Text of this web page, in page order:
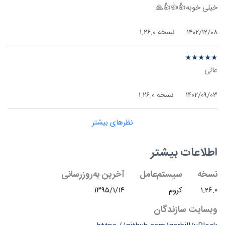
خیلی خوبه👍👍👍🙏
۱۴۰۲/۱۲/۰۸ نسخه ۱.۲۶.۰
نظر درباره ‫uBlock Origin - کروم★★★★★
★
★
★
★
★
عالی
۱۴۰۲/۰۹/۰۳ نسخه ۱.۲۶.۰
نظرهای بیشتر
اطلاعات بیشتر
نسخه
۱.۲۶.۰
سیستم‌عامل
کروم
آخرین به‌روزرسانی
۱۳۹۵/۱/۱۴
وبسایت سازندگان